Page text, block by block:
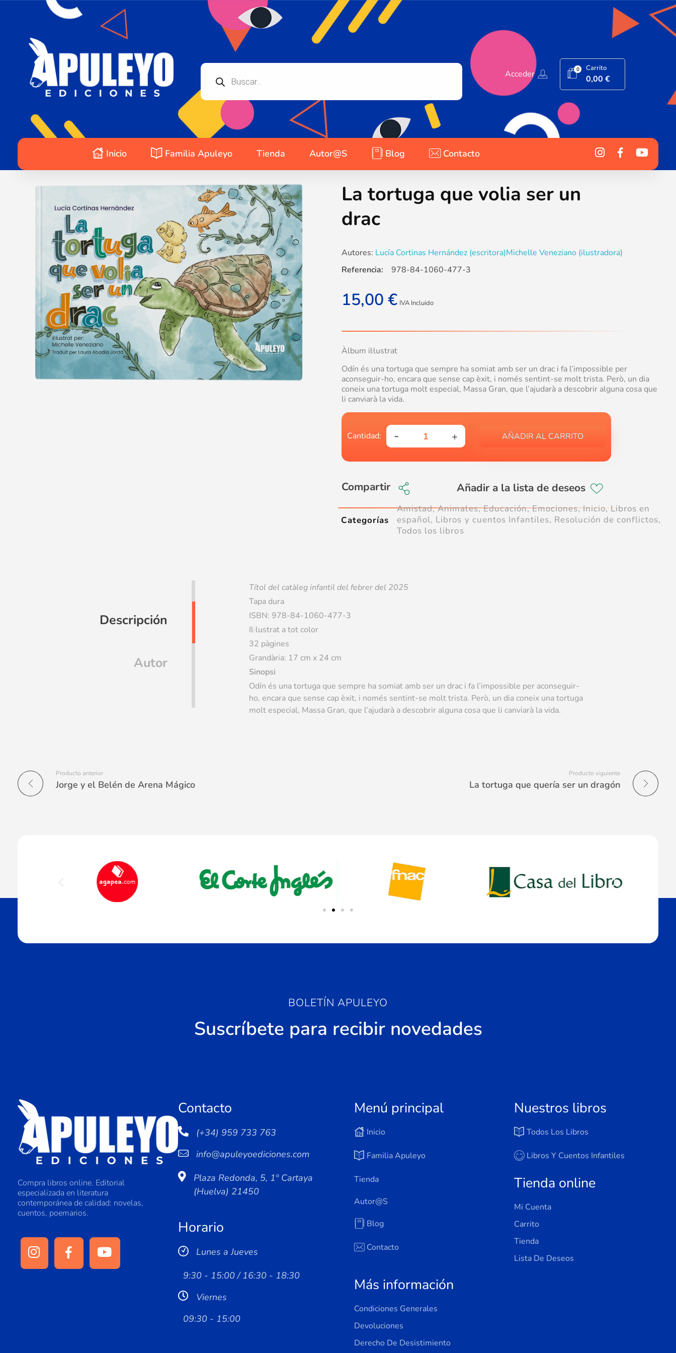
Acceder 0 Carrito
0,00€
Inicio Familia Apuleyo Tienda Autor@s Blog Contacto
La tortuga que volia ser un
drac
Autores: Lucía Cortinas Hernández (escritora)Michelle Veneziano (ilustradora)
15,00 € IVA Incluido
Àlbum il·lustrat
Odín és una tortuga que sempre ha somiat amb ser un drac i fa l’impossible per
aconseguir-ho, encara que sense cap èxit, i només sentint-se molt trista. Però, un dia
coneix una tortuga molt especial, Massa Gran, que l’ajudarà a descobrir alguna cosa que
li canviarà la vida.
AÑADIR AL CARRITO
Compartir
Referencia: 978-84-1060-477-3
Categorías
Amistad,Animales,Educación,Emociones,Inicio, Libros en
español, Libros y cuentos Infantiles, Resolución de conflictos,
Todos los libros
Descripción
Autor
Títol del catàleg infantil del febrer del 2025
Tapa dura
ISBN: 978-84-1060-477-3
Il·lustrat a tot color
32 pàgines
Grandària: 17 cm x 24 cm
Sinopsi
Odín és una tortuga que sempre ha somiat amb ser un drac i fa l’impossible per aconseguir-
ho, encara que sense cap èxit, i només sentint-se molt trista. Però, un dia coneix una tortuga
molt especial, Massa Gran, que l’ajudarà a descobrir alguna cosa que li canviarà la vida.
Producto anterior
Jorge y el Belén de Arena Mágico
Producto siguiente
La tortuga que quería ser un dragón
BOLETÍN APULEYO
Suscríbete para recibir novedades
Compra libros online. Editorial
especializada en literatura
contemporánea de calidad: novelas,
cuentos, poemarios.
Contacto
(+34) 959 733 763
info@apuleyoediciones.com
Plaza Redonda, 5, 1º Cartaya
(Huelva) 21450
Horario
Lunes a Jueves
9:30 - 15:00 / 16:30 - 18:30
Viernes
09:30 - 15:00
Menú principal
Inicio
Familia Apuleyo
Tienda
Autor@s
Blog
Contacto
Más información
Condiciones Generales
Devoluciones
Derecho De Desistimiento
Nuestros libros
Todos Los Libros
Libros Y Cuentos Infantiles
Tienda online
Mi Cuenta
Carrito
Tienda
Lista De Deseos